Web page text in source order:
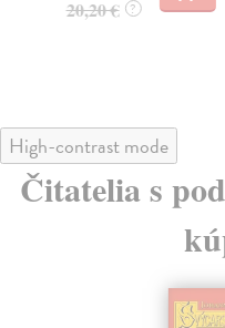
20,20 € ?
High-contrast mode
Čitatelia s